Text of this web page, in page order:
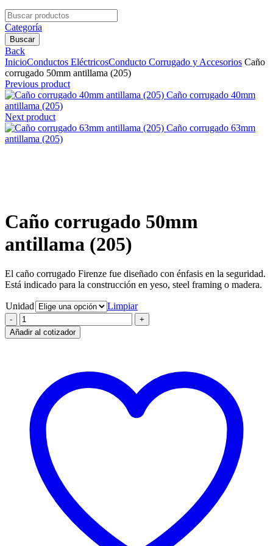
Search
for:
Categoría
Buscar
Back
InicioConductos EléctricosConducto Corrugado y Accesorios Caño
corrugado 50mm antillama (205)
Previous product
Caño corrugado 40mm
antillama (205)
Next product
Caño corrugado 63mm
antillama (205)
Caño corrugado 50mm
antillama (205)
El caño corrugado Firenze fue diseñado con énfasis en la seguridad.
Está indicado para la construcción en yeso, steel framing o madera.
Unidad
Limpiar
Caño
corrugado
50mm
Añadir al cotizador